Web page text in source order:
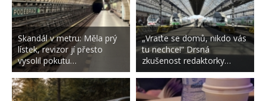
Skandál v metru: Měla prý
lístek, revizor jí přesto
vysolil pokutu…
„Vraťte se domů, nikdo vás
tu nechce!“ Drsná
zkušenost redaktorky…